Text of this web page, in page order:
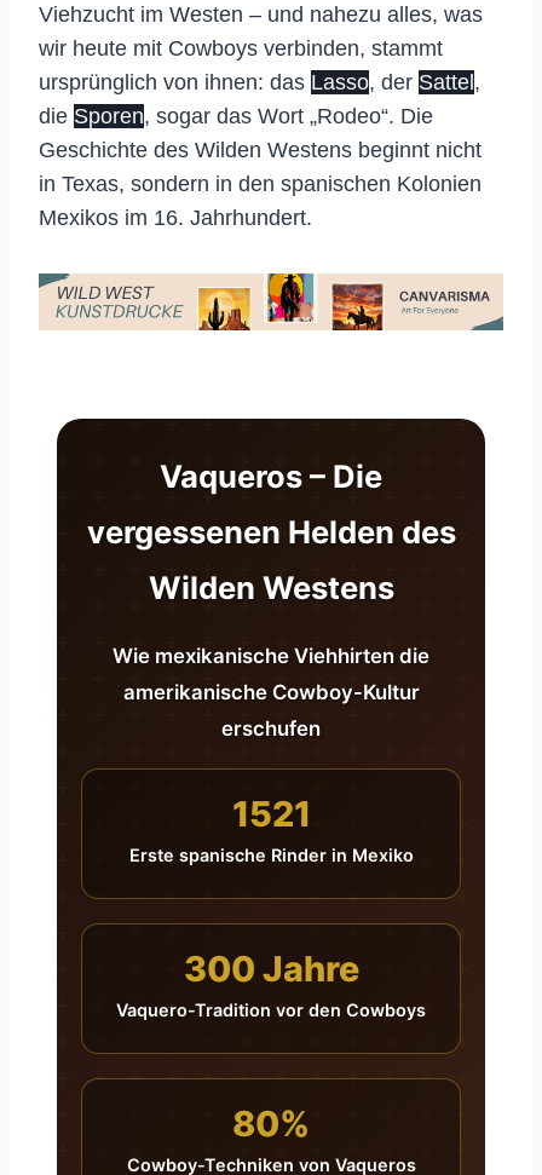
Viehzucht im Westen – und nahezu alles, was
wir heute mit Cowboys verbinden, stammt
ursprünglich von ihnen: das Lasso, der Sattel,
die Sporen, sogar das Wort „Rodeo“. Die
Geschichte des Wilden Westens beginnt nicht
in Texas, sondern in den spanischen Kolonien
Mexikos im 16. Jahrhundert.
Vaqueros – Die
vergessenen Helden des
Wilden Westens
Wie mexikanische Viehhirten die
amerikanische Cowboy-Kultur
erschufen
1521
Erste spanische Rinder in Mexiko
300 Jahre
Vaquero-Tradition vor den Cowboys
80%
Cowboy-Techniken von Vaqueros